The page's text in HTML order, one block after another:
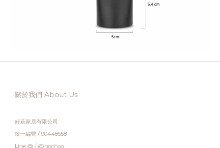
關於我們 About Us
好萩家居有限公司
統一編號 / 90448558
Line @ / @hochoo